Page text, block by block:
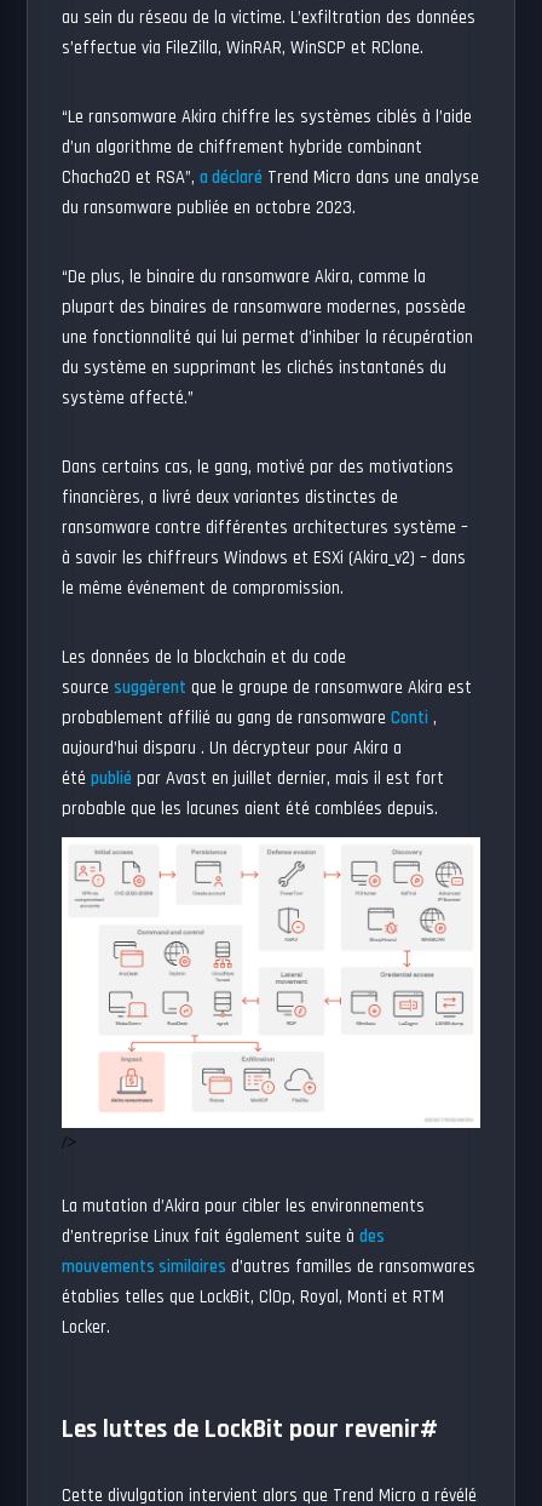
au sein du réseau de la victime. L’exfiltration des données
s’effectue via FileZilla, WinRAR, WinSCP et RClone.
“Le ransomware Akira chiffre les systèmes ciblés à l’aide
d’un algorithme de chiffrement hybride combinant
Chacha20 et RSA”,a déclaré Trend Micro dans une analyse
du ransomware publiée en octobre 2023.
“De plus, le binaire du ransomware Akira, comme la
plupart des binaires de ransomware modernes, possède
une fonctionnalité qui lui permet d’inhiber la récupération
du système en supprimant les clichés instantanés du
système affecté.”
Dans certains cas, le gang, motivé par des motivations
financières, a livré deux variantes distinctes de
ransomware contre différentes architectures système –
à savoir les chiffreurs Windows et ESXi (Akira_v2) – dans
le même événement de compromission.
Les données de la blockchain et du code
sourcesuggèrent que le groupe de ransomware Akira est
probablement affilié au gang de ransomwareConti ,
aujourd’hui disparu . Un décrypteur pour Akira a
étépublié par Avast en juillet dernier, mais il est fort
probable que les lacunes aient été comblées depuis.
/>
La mutation d’Akira pour cibler les environnements
d’entreprise Linux fait également suite àdes
mouvements similaires d’autres familles de ransomwares
établies telles que LockBit, Cl0p, Royal, Monti et RTM
Locker.
Les luttes de LockBit pour revenir#
Cette divulgation intervient alors que Trend Micro a révélé